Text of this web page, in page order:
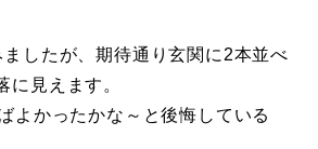
したが、期待通り玄関に2本並べ
に見えます。
よかったかな～と後悔している